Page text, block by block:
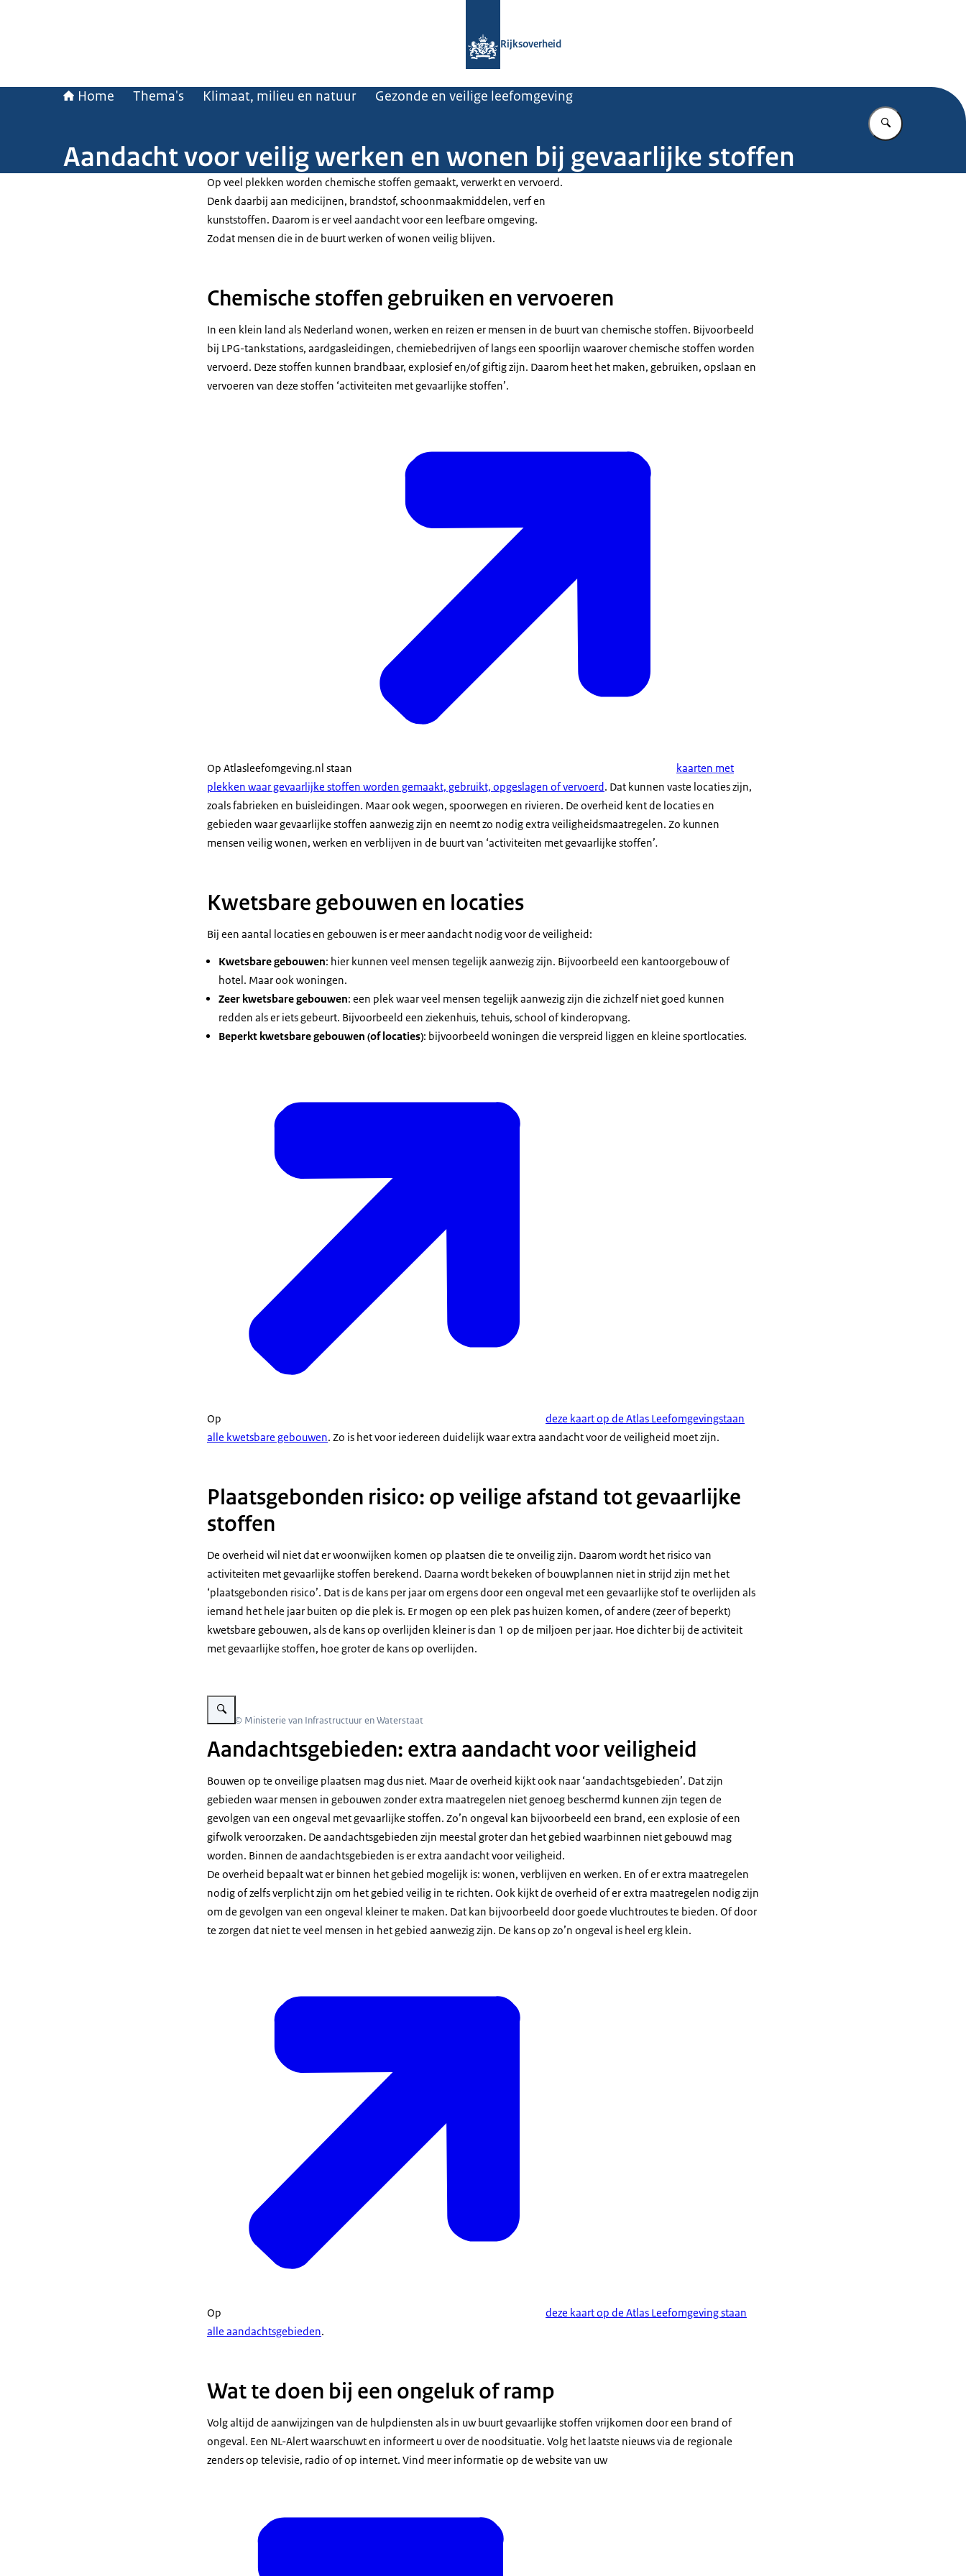
Rijksoverheid
Home Thema's Klimaat, milieu en natuur Gezonde en veilige leefomgeving
Vul in wat u
Aandacht voor veilig werken en wonen bij gevaarlijke stoffen
Op veel plekken worden chemische stoffen gemaakt, verwerkt en vervoerd.
Denk daarbij aan medicijnen, brandstof, schoonmaakmiddelen, verf en
kunststoffen. Daarom is er veel aandacht voor een leefbare omgeving.
Zodat mensen die in de buurt werken of wonen veilig blijven.
Chemische stoffen gebruiken en vervoeren
In een klein land als Nederland wonen, werken en reizen er mensen in de buurt van chemische stoffen. Bijvoorbeeld
bij LPG-tankstations, aardgasleidingen, chemiebedrijven of langs een spoorlijn waarover chemische stoffen worden
vervoerd. Deze stoffen kunnen brandbaar, explosief en/of giftig zijn. Daarom heet het maken, gebruiken, opslaan en
vervoeren van deze stoffen ‘activiteiten met gevaarlijke stoffen’.
Op Atlasleefomgeving.nl staan
kaarten met
plekken waar gevaarlijke stoffen worden gemaakt, gebruikt, opgeslagen of vervoerd. Dat kunnen vaste locaties zijn,
zoals fabrieken en buisleidingen. Maar ook wegen, spoorwegen en rivieren. De overheid kent de locaties en
gebieden waar gevaarlijke stoffen aanwezig zijn en neemt ­zo nodig extra veiligheidsmaatregelen. Zo kunnen
mensen veilig wonen, werken en verblijven in de buurt van ‘activiteiten met gevaarlijke stoffen’.
Kwetsbare gebouwen en locaties
Bij een aantal locaties en gebouwen is er meer aandacht nodig voor de veiligheid:
Kwetsbare gebouwen: hier kunnen veel mensen tegelijk aanwezig zijn. Bijvoorbeeld een kantoorgebouw of
hotel. Maar ook woningen.
Zeer kwetsbare gebouwen: een plek waar veel mensen tegelijk aanwezig zijn die zichzelf niet goed kunnen
redden als er iets gebeurt. Bijvoorbeeld een ziekenhuis, tehuis, school of kinderopvang.
Beperkt kwetsbare gebouwen (of locaties): bijvoorbeeld woningen die verspreid liggen en kleine sportlocaties.
Op
deze kaart op de Atlas Leefomgevingstaan
alle kwetsbare gebouwen. Zo is het voor iedereen duidelijk waar extra aandacht voor de veiligheid moet zijn.
Plaatsgebonden risico: op veilige afstand tot gevaarlijke
stoffen
De overheid wil niet dat er woonwijken komen op plaatsen die te onveilig zijn. Daarom wordt het risico van
activiteiten met gevaarlijke stoffen berekend. Daarna wordt bekeken of bouwplannen niet in strijd zijn met het
‘plaatsgebonden risico’. Dat is de kans per jaar om ergens door een ongeval met een gevaarlijke stof te overlijden als
iemand het hele jaar buiten op die plek is. Er mogen op een plek pas huizen komen, of andere (zeer of beperkt)
kwetsbare gebouwen, als de kans op overlijden kleiner is dan 1 op de miljoen per jaar. Hoe dichter bij de activiteit
met gevaarlijke stoffen, hoe groter de kans op overlijden.
Vergroot afbeelding Schematische weergave van een woonwijk met kerk en een rijdende vrachtwagen. Daaronder ligt een fabriek met daaromheen een cirkel waarbinnen het
Beeld: © Ministerie van Infrastructuur en Waterstaat
Aandachtsgebieden: extra aandacht voor veiligheid
Bouwen op te onveilige plaatsen mag dus niet. Maar de overheid kijkt ook naar ‘aandachtsgebieden’. Dat zijn
gebieden waar mensen in gebouwen zonder extra maatregelen niet genoeg beschermd kunnen zijn tegen de
gevolgen van een ongeval met gevaarlijke stoffen. Zo’n ongeval kan bijvoorbeeld een brand, een explosie of een
gifwolk veroorzaken. De aandachtsgebieden zijn meestal groter dan het gebied waarbinnen niet gebouwd mag
worden. Binnen de aandachtsgebieden is er extra aandacht voor veiligheid.
De overheid bepaalt wat er binnen het gebied mogelijk is: wonen, verblijven en werken. En of er extra maatregelen
nodig of zelfs verplicht zijn om het gebied veilig in te richten. Ook kijkt de overheid of er extra maatregelen nodig zijn
om de gevolgen van een ongeval kleiner te maken. Dat kan bijvoorbeeld door goede vluchtroutes te bieden. Of door
te zorgen dat niet te veel mensen in het gebied aanwezig zijn. De kans op zo’n ongeval is heel erg klein.
Op
deze kaart op de Atlas Leefomgeving staan
alle aandachtsgebieden.
Wat te doen bij een ongeluk of ramp
Volg altijd de aanwijzingen van de hulpdiensten als in uw buurt gevaarlijke stoffen vrijkomen door een brand of
ongeval. Een NL-Alert waarschuwt en informeert u over de noodsituatie. Volg het laatste nieuws via de regionale
zenders op televisie, radio of op internet. Vind meer informatie op de website van uw